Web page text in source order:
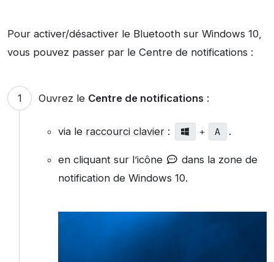
Pour activer/désactiver le Bluetooth sur Windows 10,
vous pouvez passer par le Centre de notifications :
Ouvrez le Centre de notifications:
via le raccourci clavier: + A .
en cliquant sur l’icône
dans la zone de
notification de Windows 10.